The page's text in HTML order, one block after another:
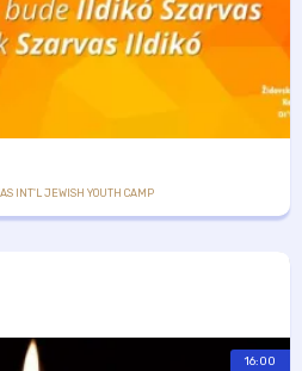
INT'L JEWISH YOUTH CAMP
16:00